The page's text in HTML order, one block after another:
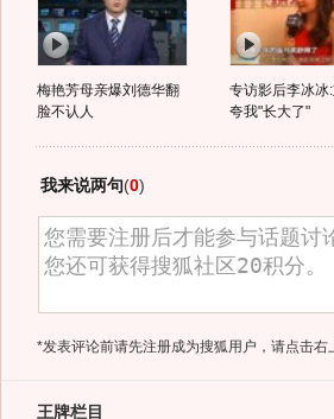
梅艳芳母亲爆刘德华翻
脸不认人
专访影后李冰冰
夸我"长大了"
我来说两句(0)
*发表评论前请先注册成为搜狐用户，请点击右
王牌栏目